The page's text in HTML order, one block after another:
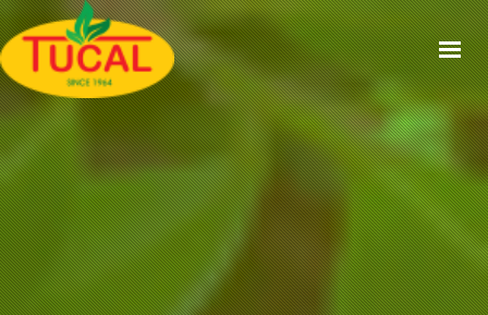
ACCUEIL
À PROPOS
GAMMES
CERTIFICATIONS
RECETTES
ACTUALITÉS
CONTACT
EN